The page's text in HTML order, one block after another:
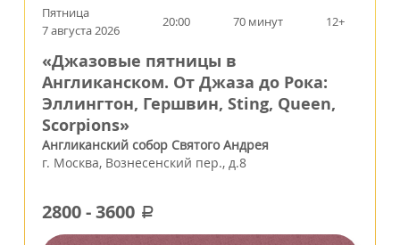
Пятница
7 августа 2026
20:00 70 минут 12+
«Джазовые пятницы в
Англиканском. От Джаза до Рока:
Эллингтон, Гершвин, Sting, Queen,
Scorpions»
Англиканский собор Святого Андрея
г. Москва, Вознесенский пер., д.8
2800-3600 a